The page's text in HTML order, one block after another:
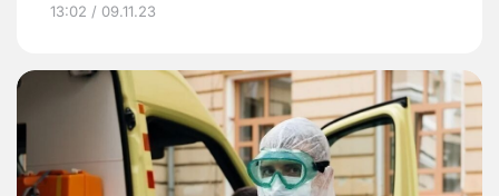
13:02 / 09.11.23